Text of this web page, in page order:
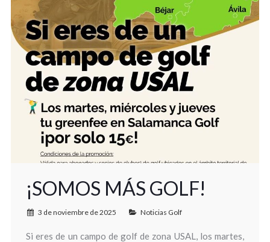
¡SOMOS MÁS GOLF!
3 de noviembre de 2025 Noticias Golf
Si eres de un campo de golf de zona USAL, los martes,